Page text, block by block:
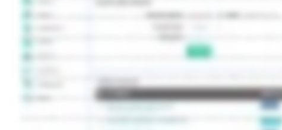
facturación va ser el cinco de abril, esto se marcaría, y con las facturas, generaríamos factura, y si fuera el cinco de abril, en facturas dispondríamos de la factura
cliente y estadísticas de ventas que se han hecho directamente. Si hubiera algún tipo de dato específico para este cliente en merifacture, que fueran régimen
pequeña parte de CRM para meter notas, en el caso de los distribuidores de quién es el responsable del comercial, de dónde viene, el tipo de segmentación y